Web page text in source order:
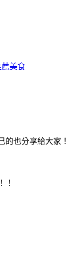
美食
的也分享給大家！
！